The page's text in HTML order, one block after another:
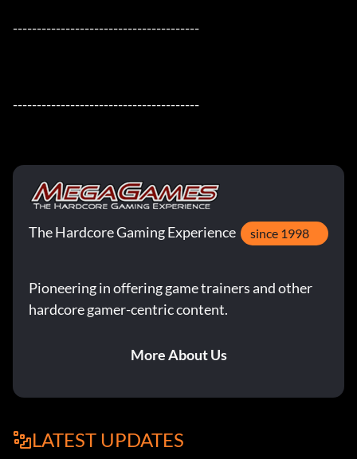
---------------------------------------
---------------------------------------
The Hardcore Gaming Experience since 1998
Pioneering in offering game trainers and other
hardcore gamer-centric content.
More About Us
LATEST UPDATES